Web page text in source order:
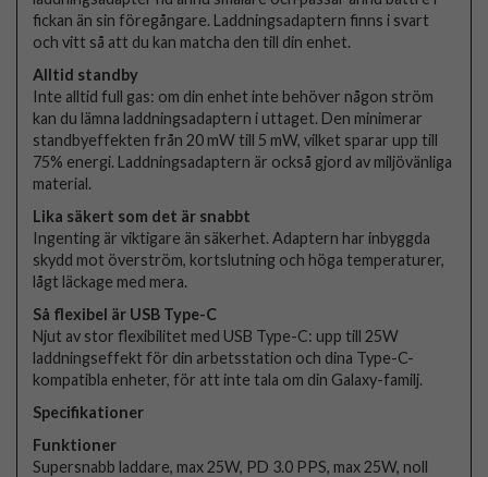
fickan än sin föregångare. Laddningsadaptern finns i svart
och vitt så att du kan matcha den till din enhet.
Alltid standby
Inte alltid full gas: om din enhet inte behöver någon ström
kan du lämna laddningsadaptern i uttaget. Den minimerar
standbyeffekten från 20 mW till 5 mW, vilket sparar upp till
75% energi. Laddningsadaptern är också gjord av miljövänliga
material.
Lika säkert som det är snabbt
Ingenting är viktigare än säkerhet. Adaptern har inbyggda
skydd mot överström, kortslutning och höga temperaturer,
lågt läckage med mera.
Så flexibel är USB Type-C
Njut av stor flexibilitet med USB Type-C: upp till 25W
laddningseffekt för din arbetsstation och dina Type-C-
kompatibla enheter, för att inte tala om din Galaxy-familj.
Specifikationer
Funktioner
Supersnabb laddare, max 25W, PD 3.0 PPS, max 25W, noll